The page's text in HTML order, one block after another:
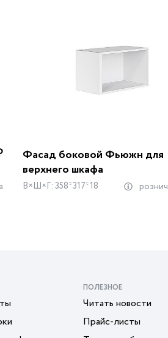
Фасад боковой Фьюжн для
верхнего шкафа
В×Ш×Г: 358*317*18
ПОЛЕЗНОЕ
Читать новости
Прайс-листы